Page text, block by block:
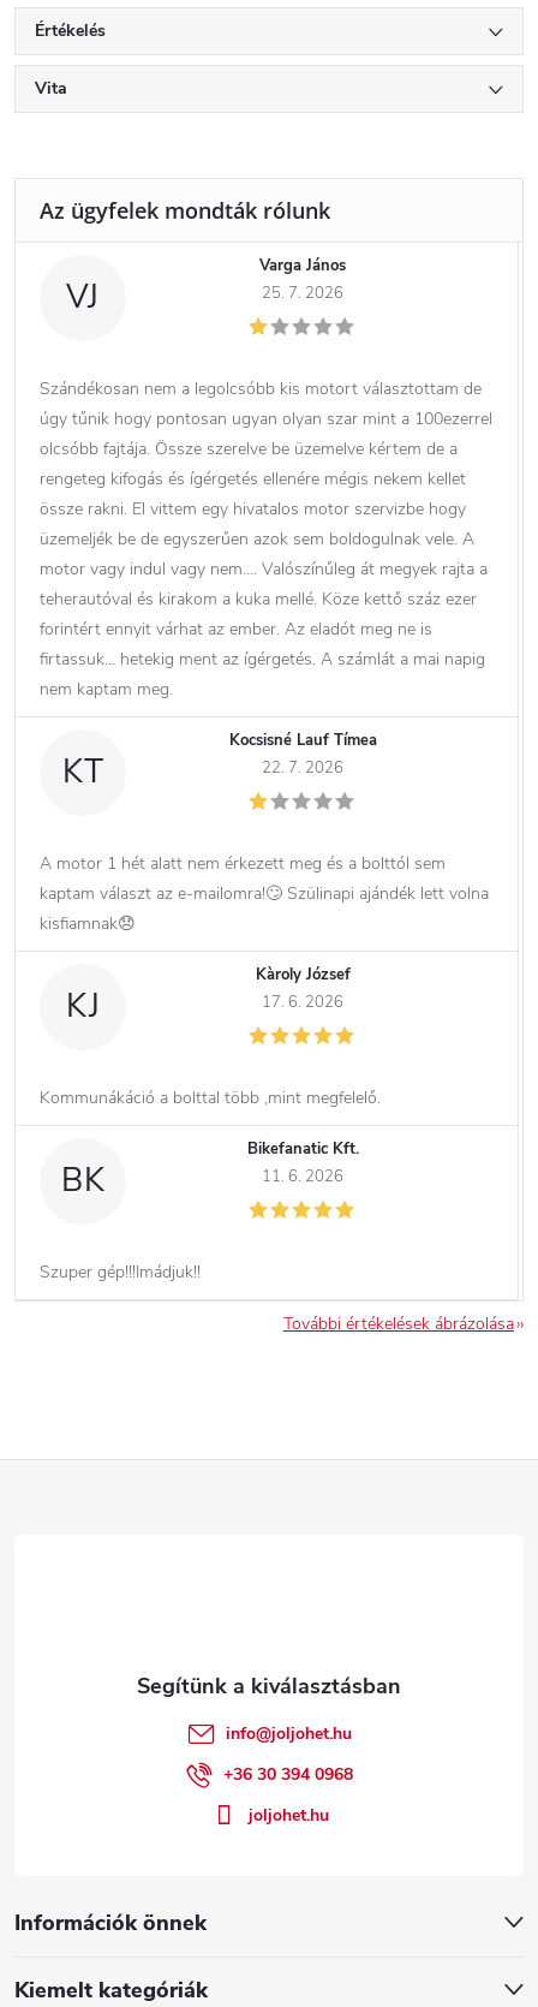
Értékelés
Vita
VJ
Varga János
25. 7. 2026
Szándékosan nem a legolcsóbb kis motort választottam de
úgy tűnik hogy pontosan ugyan olyan szar mint a 100ezerrel
olcsóbb fajtája. Össze szerelve be üzemelve kértem de a
rengeteg kifogás és ígérgetés ellenére mégis nekem kellet
össze rakni. El vittem egy hivatalos motor szervizbe hogy
üzemeljék be de egyszerűen azok sem boldogulnak vele. A
motor vagy indul vagy nem…. Valószínűleg át megyek rajta a
teherautóval és kirakom a kuka mellé. Köze kettő száz ezer
forintért ennyit várhat az ember. Az eladót meg ne is
firtassuk… hetekig ment az ígérgetés. A számlát a mai napig
nem kaptam meg.
KT
Kocsisné Lauf Tímea
22. 7. 2026
A motor 1 hét alatt nem érkezett meg és a bolttól sem
kaptam választ az e-mailomra!🙄 Szülinapi ajándék lett volna
kisfiamnak😞
KJ
Kàroly József
17. 6. 2026
Kommunákáció a bolttal több ,mint megfelelő.
BK
Bikefanatic Kft.
11. 6. 2026
Szuper gép!!!Imádjuk!!
További értékelések ábrázolása
Információk önnek
Kiemelt kategóriák
info@joljohet.hu
+36 30 394 0968
joljohet.hu